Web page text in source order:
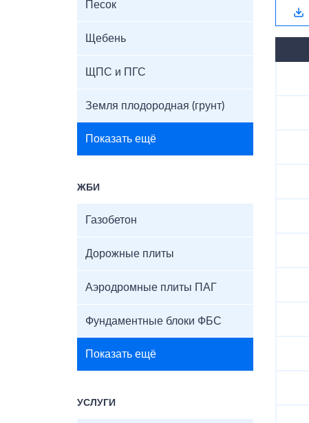
Песок
Щебень
ЩПС и ПГС
Земля плодородная (грунт)
Показать ещё
ЖБИ
Газобетон
Дорожные плиты
Аэродромные плиты ПАГ
Фундаментные блоки ФБС
Показать ещё
УСЛУГИ